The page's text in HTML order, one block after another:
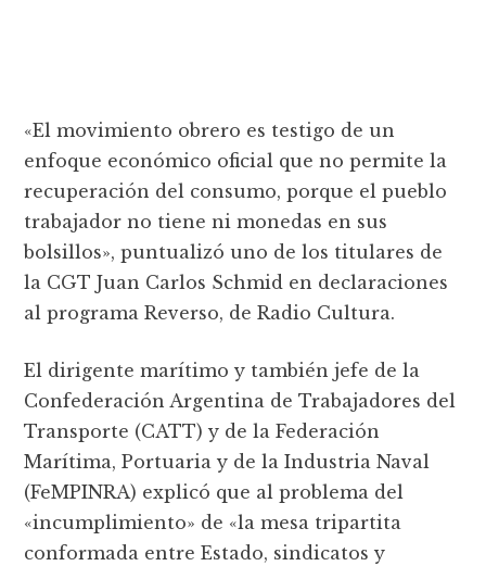
«El movimiento obrero es testigo de un
enfoque económico oficial que no permite la
recuperación del consumo, porque el pueblo
trabajador no tiene ni monedas en sus
bolsillos», puntualizó uno de los titulares de
la CGT Juan Carlos Schmid en declaraciones
al programa Reverso, de Radio Cultura.
El dirigente marítimo y también jefe de la
Confederación Argentina de Trabajadores del
Transporte (CATT) y de la Federación
Marítima, Portuaria y de la Industria Naval
(FeMPINRA) explicó que al problema del
«incumplimiento» de «la mesa tripartita
conformada entre Estado, sindicatos y